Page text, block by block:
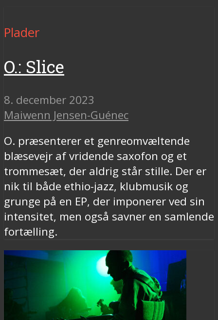
Plader
O.: Slice
8. december 2023
Maiwenn Jensen-Guénec
O. præsenterer et genreomvæltende
blæsevejr af vridende saxofon og et
trommesæt, der aldrig står stille. Der er
nik til både ethio-jazz, klubmusik og
grunge på en EP, der imponerer ved sin
intensitet, men også savner en samlende
fortælling.